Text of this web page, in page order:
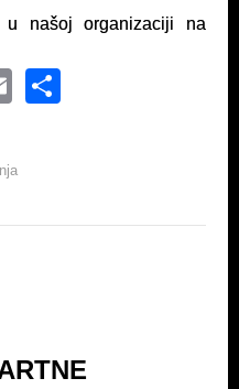
našoj organizaciji na
E